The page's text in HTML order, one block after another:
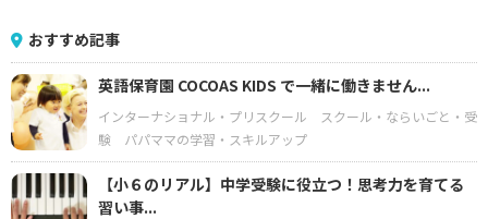
おすすめ記事
英語保育園 COCOAS KIDS で一緒に働きません...
インターナショナル・プリスクール
スクール・ならいごと・受
験
パパママの学習・スキルアップ
【小６のリアル】中学受験に役立つ！思考力を育てる
習い事...